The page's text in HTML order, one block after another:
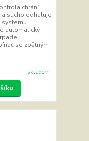
chrání
sucho odhaluje
systému
automatický
se zpětným
skladem